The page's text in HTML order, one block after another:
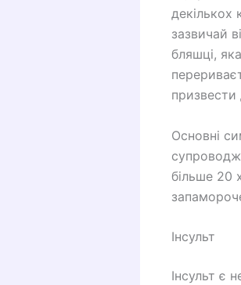
декількох
зазвичай
бляшці,
призвести
Основні
більше 20
Інсульт
Інсульт є